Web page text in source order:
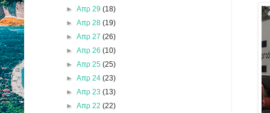
► Απρ 29 (18)
► Απρ 28 (19)
► Απρ 27 (26)
► Απρ 26 (10)
► Απρ 25 (25)
► Απρ 24 (23)
► Απρ 23 (13)
► Απρ 22 (22)